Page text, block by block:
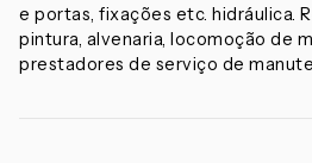
e portas, fixações etc. hidráulica.
pintura, alvenaria, locomoção de
prestadores de serviço de